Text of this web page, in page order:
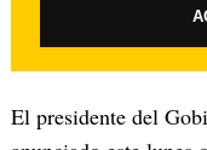
El presidente del